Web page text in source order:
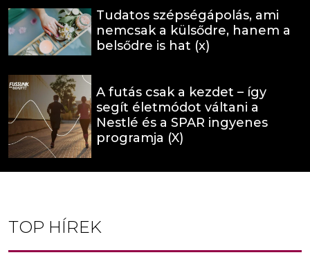
Tudatos szépségápolás, ami
nemcsak a külsődre, hanem a
belsődre is hat (x)
A futás csak a kezdet – így
segít életmódot váltani a
Nestlé és a SPAR ingyenes
programja (X)
TOP HÍREK